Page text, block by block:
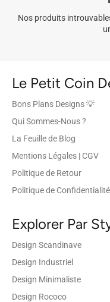
Nos produits
Le Petit Coin
Bons Plans Designs 💡
Qui Sommes-Nous ?
La Feuille de Blog
Mentions Légales | CGV
Politique de Retour
Politique de Confidentialité
Explorer Par
Design Scandinave
Design Industriel
Design Minimaliste
Design Rococo